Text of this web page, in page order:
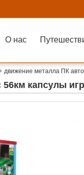
О нас
движение металла ПК
капсулы